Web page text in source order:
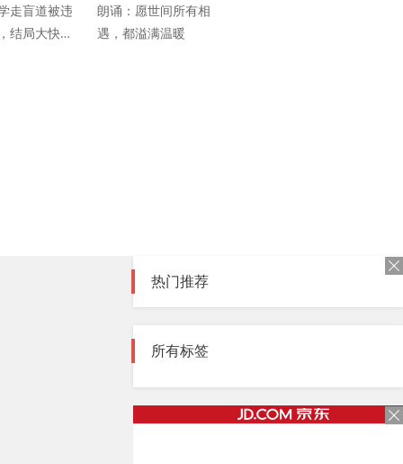
走盲道被违
结局大快人
朗诵：愿世间所有相
遇，都溢满温暖
热门推荐
所有标签